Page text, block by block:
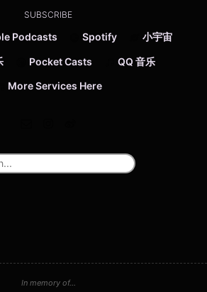
SUBSCRIBE
Podcasts Spotify 小宇宙
Pocket Casts QQ 音乐
More Services Here
In memory of...